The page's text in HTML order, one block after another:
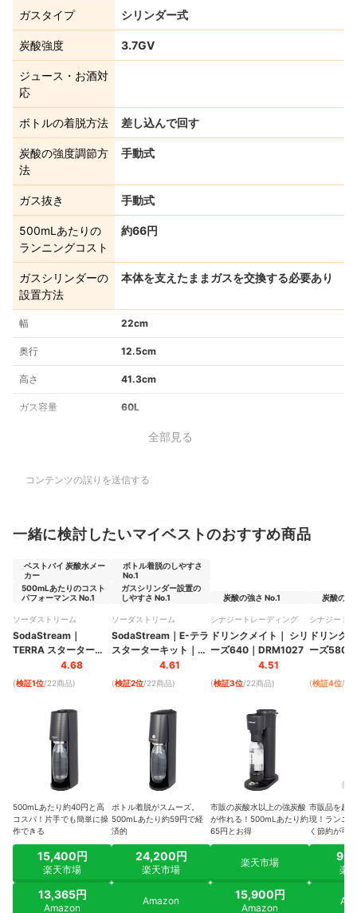
ガスタイプ シリンダー式
炭酸強度 3.7GV
ジュース・お酒対
応
ボトルの着脱方法 差し込んで回す
炭酸の強度調節方
法
手動式
ガス抜き 手動式
500mLあたりの
ランニングコスト
約66円
ガスシリンダーの
設置方法
本体を支えたままガスを交換する必要あり
幅 22cm
奥行 12.5cm
高さ 41.3cm
ガス容量 60L
全部見る
コンテンツの誤りを送信する
一緒に検討したいマイベストのおすすめ商品
ベストバイ 炭酸水メー
カー
500mLあたりのコスト
パフォーマンス No.1
ソーダストリーム
SodaStream ｜
TERRA スターターキ
SSM1101
4.68
(検証1位/22商品)
500mLあたり約40円と高
コスパ！片手でも簡単に操
作できる
15,400円
楽天市場
13,365円
Amazon
ボトル着脱のしやすさ
No.1
ガスシリンダー設置の
しやすさ No.1
ソーダストリーム
SodaStream ｜ E-テラ
スターターキット ｜
4.61
(検証2位/22商品)
ボトル着脱がスムーズ。
500mLあたり約59円で経
済的
24,200円
楽天市場
Amazon
炭酸の強さ No.1
シナジートレーディング
ドリンクメイト ｜ シリ
ーズ640 ｜ DRM1027
4.51
(検証3位/22商品)
市販の炭酸水以上の強炭酸
が作れる！500mLあたり約
65円とお得
楽天市場
15,900円
Amazon
炭酸の強
シナジート
ドリンク
ーズ580
(検証4位/22
市販品を超
現！ランニ
く節約が可能
楽